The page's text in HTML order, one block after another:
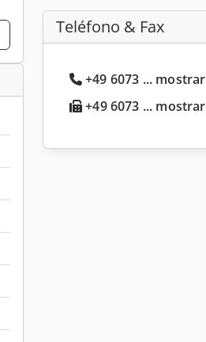
Teléfono & Fax
+49 6073 ... mostrar
+49 6073 ... mostrar